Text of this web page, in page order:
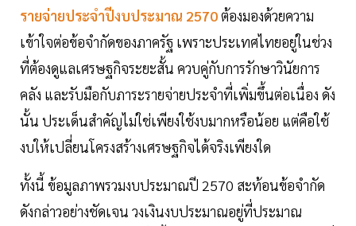
รายจ่ายประจำปีงบประมาณ 2570ต้องมองด้วยความ
เข้าใจต่อข้อจำกัดของภาครัฐ เพราะประเทศไทยอยู่ในช่วง
ที่ต้องดูแลเศรษฐกิจระยะสั้น ควบคู่กับการรักษาวินัยการ
คลัง และรับมือกับภาระรายจ่ายประจำที่เพิ่มขึ้นต่อเนื่อง ดัง
นั้น ประเด็นสำคัญไม่ใช่เพียงใช้งบมากหรือน้อย แต่คือใช้
งบให้เปลี่ยนโครงสร้างเศรษฐกิจได้จริงเพียงใด
ทั้งนี้ ข้อมูลภาพรวมงบประมาณปี 2570 สะท้อนข้อจำกัด
ดังกล่าวอย่างชัดเจน วงเงินงบประมาณอยู่ที่ประมาณ